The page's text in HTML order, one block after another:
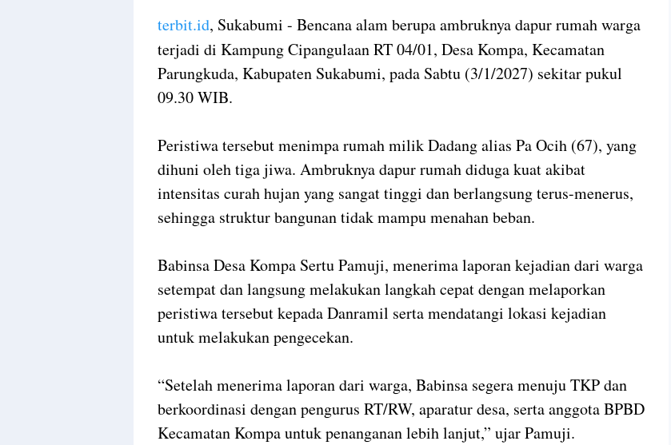
terbit.id, Sukabumi - Bencana alam berupa ambruknya dapur rumah warga
terjadi di Kampung Cipangulaan RT 04/01, Desa Kompa, Kecamatan
Parungkuda, Kabupaten Sukabumi, pada Sabtu (3/1/2027) sekitar pukul
09.30 WIB.
Peristiwa tersebut menimpa rumah milik Dadang alias Pa Ocih (67), yang
dihuni oleh tiga jiwa. Ambruknya dapur rumah diduga kuat akibat
intensitas curah hujan yang sangat tinggi dan berlangsung terus-menerus,
sehingga struktur bangunan tidak mampu menahan beban.
Babinsa Desa Kompa Sertu Pamuji, menerima laporan kejadian dari warga
setempat dan langsung melakukan langkah cepat dengan melaporkan
peristiwa tersebut kepada Danramil serta mendatangi lokasi kejadian
untuk melakukan pengecekan.
“Setelah menerima laporan dari warga, Babinsa segera menuju TKP dan
berkoordinasi dengan pengurus RT/RW, aparatur desa, serta anggota BPBD
Kecamatan Kompa untuk penanganan lebih lanjut,” ujar Pamuji.